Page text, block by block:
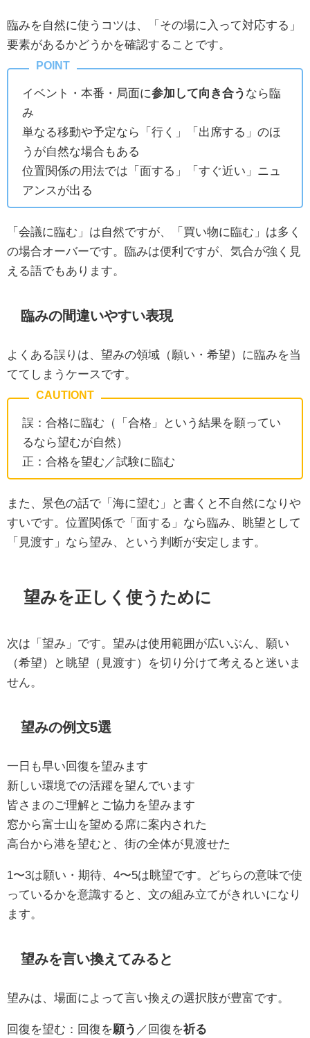
臨みを自然に使うコツは、「その場に入って対応する」
要素があるかどうかを確認することです。
イベント・本番・局面に参加して向き合う なら臨
み
単なる移動や予定なら「行く」「出席する」のほ
うが自然な場合もある
位置関係の用法では「面する」「すぐ近い」ニュ
アンスが出る
「会議に臨む」は自然ですが、「買い物に臨む」は多く
の場合オーバーです。臨みは便利ですが、気合が強く見
える語でもあります。
臨みの間違いやすい表現
よくある誤りは、望みの領域（願い・希望）に臨みを当
ててしまうケースです。
誤：合格に臨む（「合格」という結果を願ってい
るなら望むが自然）
正：合格を望む／試験に臨む
また、景色の話で「海に望む」と書くと不自然になりや
すいです。位置関係で「面する」なら臨み、眺望として
「見渡す」なら望み、という判断が安定します。
望みを正しく使うために
次は「望み」です。望みは使用範囲が広いぶん、願い
（希望）と眺望（見渡す）を切り分けて考えると迷いま
せん。
望みの例文5選
一日も早い回復を望みます
新しい環境での活躍を望んでいます
皆さまのご理解とご協力を望みます
窓から富士山を望める席に案内された
高台から港を望むと、街の全体が見渡せた
1〜3は願い・期待、4〜5は眺望です。どちらの意味で使
っているかを意識すると、文の組み立てがきれいになり
ます。
望みを言い換えてみると
望みは、場面によって言い換えの選択肢が豊富です。
回復を望む：回復を 願う ／回復を祈る